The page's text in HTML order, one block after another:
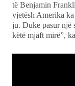
të Benjamin
vjetësh Amerika
ju. Duke pasur një
këtë mjaft mirë”,